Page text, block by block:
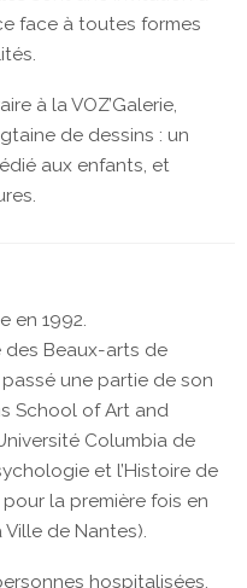
face à toutes formes
à la VOZ’Galerie,
de dessins : un
aux enfants, et
en 1992.
des Beaux-arts de
passé une partie de son
School of Art and
Columbia de
et l’Histoire de
pour la première fois en
Ville de Nantes).
hospitalisées,